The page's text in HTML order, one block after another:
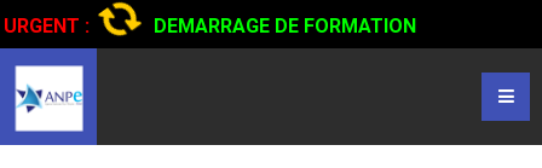
URGENT :
DEMARRAGE DE FORMATION
CERTIFIANTE EN CONDUITE DE CAMIONS...CLIQUER POUR
LIRE